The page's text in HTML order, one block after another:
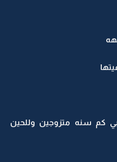
سنه متزوجين وللحين